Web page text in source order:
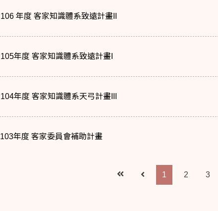
106 年度 客家知識體系致遠計畫II
105年度 客家知識體系致遠計畫I
104年度 客家知識體系天弓計畫III
103年度 客家委員會補助計畫
1 2 3